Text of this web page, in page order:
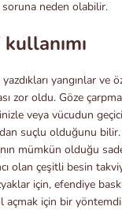
soruna neden olabilir.
yangınlar ve
zor oldu. Göze
veya vücudun
suçlu olduğunu
mümkün olduğu
olan çeşitli besin
için, efendiye
açmak için bir